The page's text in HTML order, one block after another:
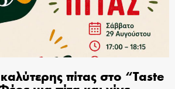
πίτας στο “Taste